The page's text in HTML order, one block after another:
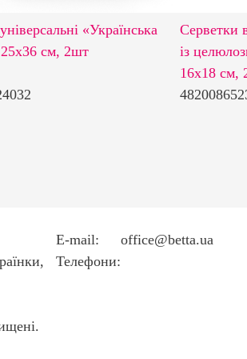
«Українська
25х36 см, 2шт
Серветки
із
16х18 см,
E-mail:
office@betta.ua
Телефони: